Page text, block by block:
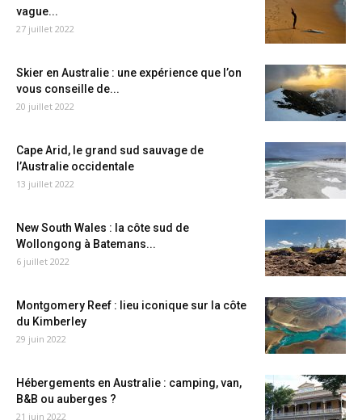
vague...
27 juillet 2022
Skier en Australie : une expérience que l’on
vous conseille de...
20 juillet 2022
Cape Arid, le grand sud sauvage de
l’Australie occidentale
13 juillet 2022
New South Wales : la côte sud de
Wollongong à Batemans...
6 juillet 2022
Montgomery Reef : lieu iconique sur la côte
du Kimberley
29 juin 2022
Hébergements en Australie : camping, van,
B&B ou auberges ?
21 juin 2022